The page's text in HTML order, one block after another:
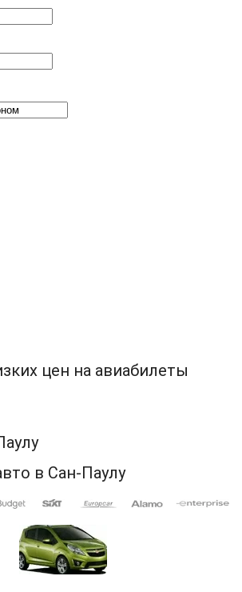
цен на авиабилеты
в Сан-Паулу